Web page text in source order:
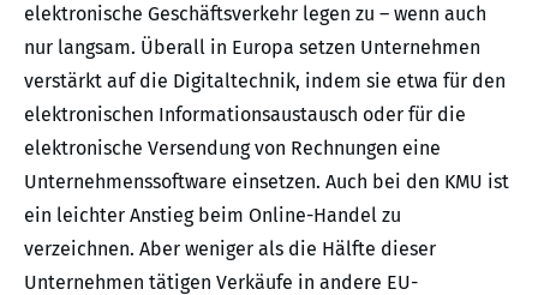
elektronische Geschäftsverkehr legen zu – wenn auch
nur langsam. Überall in Europa setzen Unternehmen
verstärkt auf die Digitaltechnik, indem sie etwa für den
elektronischen Informationsaustausch oder für die
elektronische Versendung von Rechnungen eine
Unternehmenssoftware einsetzen. Auch bei den KMU ist
ein leichter Anstieg beim Online-Handel zu
verzeichnen. Aber weniger als die Hälfte dieser
Unternehmen tätigen Verkäufe in andere EU-